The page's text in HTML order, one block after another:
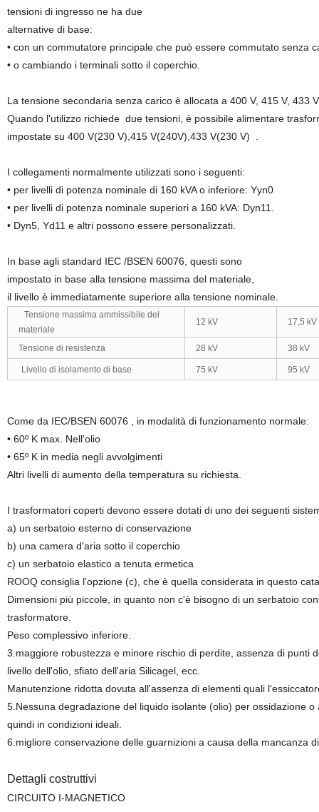
tensioni di ingresso ne ha due
alternative di base:
• con un commutatore principale che può essere commutato senza
• o cambiando i terminali sotto il coperchio.
La tensione secondaria senza carico è allocata a 400 V, 415 V,
Quando l'utilizzo richiede due tensioni, è possibile alimentare
impostate su 400 V(230 V),415 V(240V),433 V(230 V)
I collegamenti normalmente utilizzati sono i seguenti:
• per livelli di potenza nominale di 160 kVA o inferiore: Yyn0
• per livelli di potenza nominale superiori a 160 kVA: Dyn11.
• Dyn5, Yd11 e altri possono essere personalizzati.
In base agli standard IEC /BSEN 60076, questi sono
impostato in base alla tensione massima del materiale,
il livello è immediatamente superiore alla tensione nominale.
Tensione massima ammissibile del
materiale
12 kV 17,5 kV
Tensione di resistenza 28 kV 38 kV
Livello di isolamento di base 75 kV 95 kV
Come da IEC/BSEN 60076 , in modalità di funzionamento normale:
• 60º K max. Nell'olio
• 65º K in media negli avvolgimenti
Altri livelli di aumento della temperatura su richiesta.
I trasformatori coperti devono essere dotati di uno dei seguenti
a) un serbatoio esterno di conservazione
b) una camera d'aria sotto il coperchio
c) un serbatoio elastico a tenuta ermetica
ROOQ consiglia l'opzione (c), che è quella considerata in questo
Dimensioni più piccole, in quanto non c'è bisogno di un serbatoio
trasformatore.
Peso complessivo inferiore.
3.maggiore robustezza e minore rischio di perdite, assenza di
livello dell'olio, sfiato dell'aria Silicagel, ecc.
Manutenzione ridotta dovuta all'assenza di elementi quali
5.Nessuna degradazione del liquido isolante (olio) per ossidazione
quindi in condizioni ideali.
6.migliore conservazione delle guarnizioni a causa della mancanza
Dettagli costruttivi
CIRCUITO I-MAGNETICO